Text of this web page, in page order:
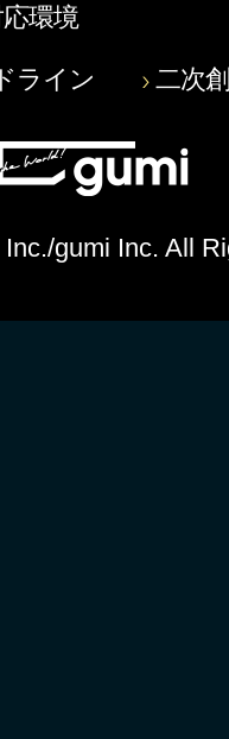
環境
ライン 二次
gumi Inc. All